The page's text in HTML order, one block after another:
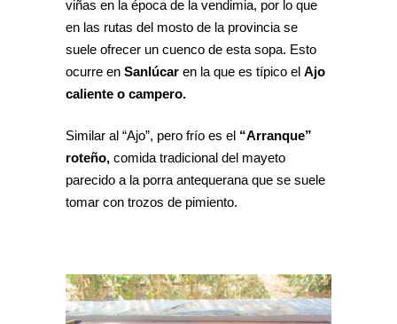
viñas en la época de la vendimia, por lo que
en las rutas del mosto de la provincia se
suele ofrecer un cuenco de esta sopa. Esto
ocurre en Sanlúcar en la que es típico el Ajo
caliente o campero.
Similar al “Ajo”, pero frío es el “Arranque”
roteño, comida tradicional del mayeto
parecido a la porra antequerana que se suele
tomar con trozos de pimiento.